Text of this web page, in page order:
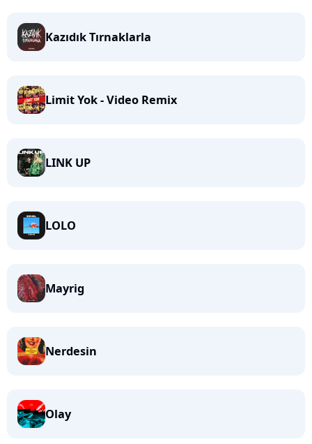
Kazıdık Tırnaklarla
Limit Yok - Video Remix
LINK UP
LOLO
Mayrig
Nerdesin
Olay